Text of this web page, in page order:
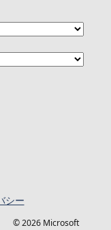
シー
© 2026 Microsoft